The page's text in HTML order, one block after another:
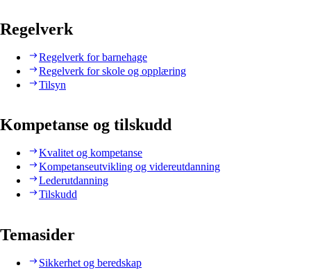
Regelverk
Regelverk for barnehage
Regelverk for skole og opplæring
Tilsyn
Kompetanse og tilskudd
Kvalitet og kompetanse
Kompetanseutvikling og videreutdanning
Lederutdanning
Tilskudd
Temasider
Sikkerhet og beredskap